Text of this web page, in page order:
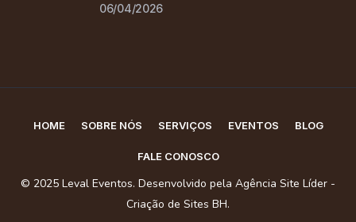
06/04/2026
HOME SOBRE NÓS SERVIÇOS EVENTOS BLOG
FALE CONOSCO
© 2025 Leval Eventos. Desenvolvido pela Agência Site Líder -
Criação de Sites BH.